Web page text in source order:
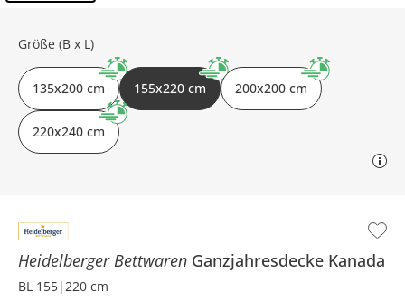
Heidelberger Bettwaren Ganzjahresdecke Kanada
BL 155|220 cm
Größe (B x L)
135x200 cm 155x220 cm 200x200 cm
220x240 cm